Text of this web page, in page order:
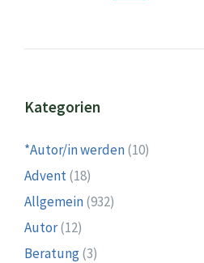
Beiträge
Kategorien
*Autor/in werden(10)
Advent(18)
Allgemein(932)
Autor(12)
Beratung(3)